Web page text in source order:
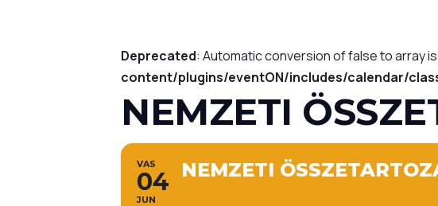
Deprecated: Automatic conversion of false to array
content/plugins/eventON/includes/calendar/
NEMZETI
VAS
04
JUN
NEMZETI